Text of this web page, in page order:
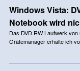
Windows Vista:
Notebook wird
Das DVD RW Laufwerk
Grätemanager erhalte ich